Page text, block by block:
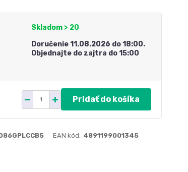
Skladom > 20
Doručenie 11.08.2026 do 18:00.
Objednajte do zajtra do 15:00
Pridať do košíka
EAN kód: 4891199001345